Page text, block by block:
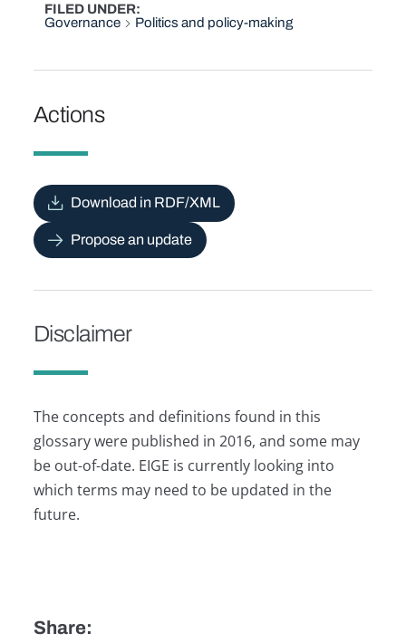
FILED UNDER
Governance
Politics and policy-making
Actions
Download in RDF/XML
Propose an update
Disclaimer
The concepts and definitions found in this
glossary were published in 2016, and some may
be out-of-date. EIGE is currently looking into
which terms may need to be updated in the
future.
Share: